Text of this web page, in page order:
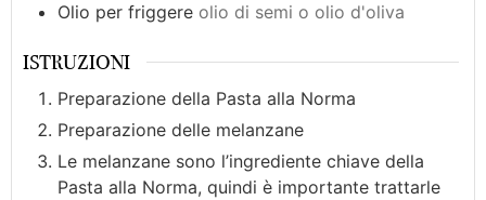
Olio per friggere olio di semi o olio d'oliva
ISTRUZIONI
Preparazione della Pasta alla Norma
Preparazione delle melanzane
Le melanzane sono l’ingrediente chiave della
Pasta alla Norma, quindi è importante trattarle